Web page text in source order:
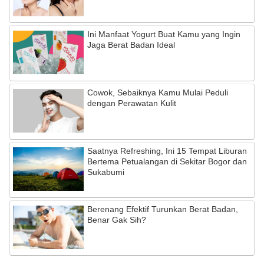
Ini Manfaat Yogurt Buat Kamu yang Ingin
Jaga Berat Badan Ideal
Cowok, Sebaiknya Kamu Mulai Peduli
dengan Perawatan Kulit
Saatnya Refreshing, Ini 15 Tempat Liburan
Bertema Petualangan di Sekitar Bogor dan
Sukabumi
Berenang Efektif Turunkan Berat Badan,
Benar Gak Sih?